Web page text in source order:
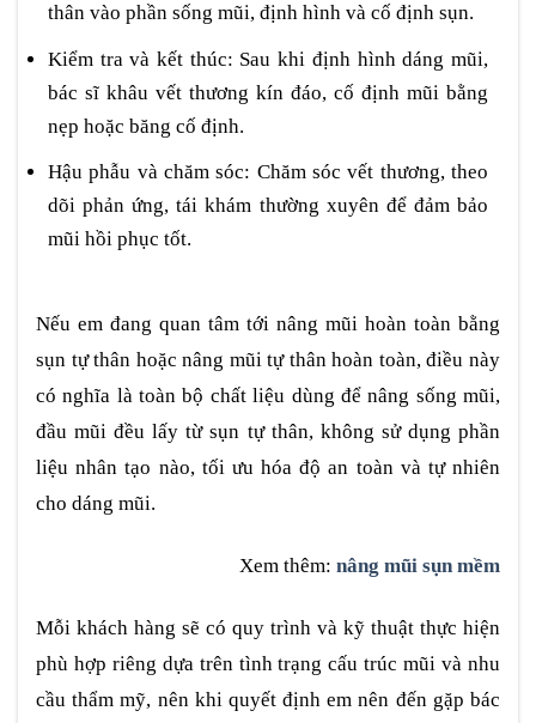
thân vào phần sống mũi, định hình và cố định sụn.
Kiểm tra và kết thúc: Sau khi định hình dáng mũi,
bác sĩ khâu vết thương kín đáo, cố định mũi bằng
nẹp hoặc băng cố định.
Hậu phẫu và chăm sóc: Chăm sóc vết thương, theo
dõi phản ứng, tái khám thường xuyên để đảm bảo
mũi hồi phục tốt.
Nếu em đang quan tâm tới nâng mũi hoàn toàn bằng
sụn tự thân hoặc nâng mũi tự thân hoàn toàn, điều này
có nghĩa là toàn bộ chất liệu dùng để nâng sống mũi,
đầu mũi đều lấy từ sụn tự thân, không sử dụng phần
liệu nhân tạo nào, tối ưu hóa độ an toàn và tự nhiên
cho dáng mũi.
Xem thêm: nâng mũi sụn mềm
Mỗi khách hàng sẽ có quy trình và kỹ thuật thực hiện
phù hợp riêng dựa trên tình trạng cấu trúc mũi và nhu
cầu thẩm mỹ, nên khi quyết định em nên đến gặp bác